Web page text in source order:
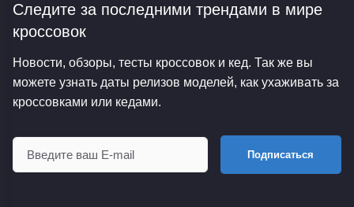
Следите за последними трендами в мире
кроссовок
Новости, обзоры, тесты кроссовок и кед. Так же вы
можете узнать даты релизов моделей, как ухаживать за
кроссовками или кедами.
Подписаться